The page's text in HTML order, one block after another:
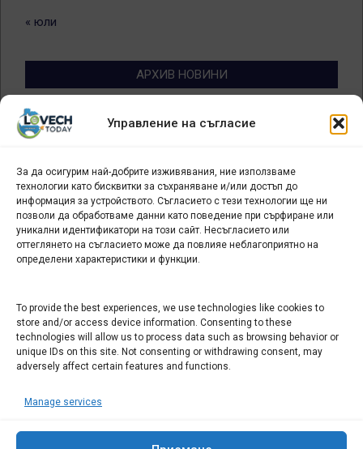
Управление на съгласие
За да осигурим най-добрите изживявания, ние използваме
технологии като бисквитки за съхраняване и/или достъп до
информация за устройството. Съгласието с тези технологии ще ни
позволи да обработваме данни като поведение при сърфиране или
уникални идентификатори на този сайт. Несъгласието или
оттеглянето на съгласието може да повлияе неблагоприятно на
определени характеристики и функции.
To provide the best experiences, we use technologies like cookies to
store and/or access device information. Consenting to these
technologies will allow us to process data such as browsing behavior or
unique IDs on this site. Not consenting or withdrawing consent, may
adversely affect certain features and functions.
Manage services
« юли
АРХИВ НОВИНИ
Архив
новини
БИЗНЕС
Арт галерия "Мостове" – магазин за изкуство
СЕВЕРОЗАПАДА ИНФОРМАЦИОНЕН БИЗНЕС
ТУРИСТИЧЕСКИ КЛЪСТЕР
ИНСТИТУЦИИ В ЛОВЕЧ
Административен съд Ловеч
Областна администрация Ловеч
ОДМВР Ловеч
Окръжен съд Ловеч